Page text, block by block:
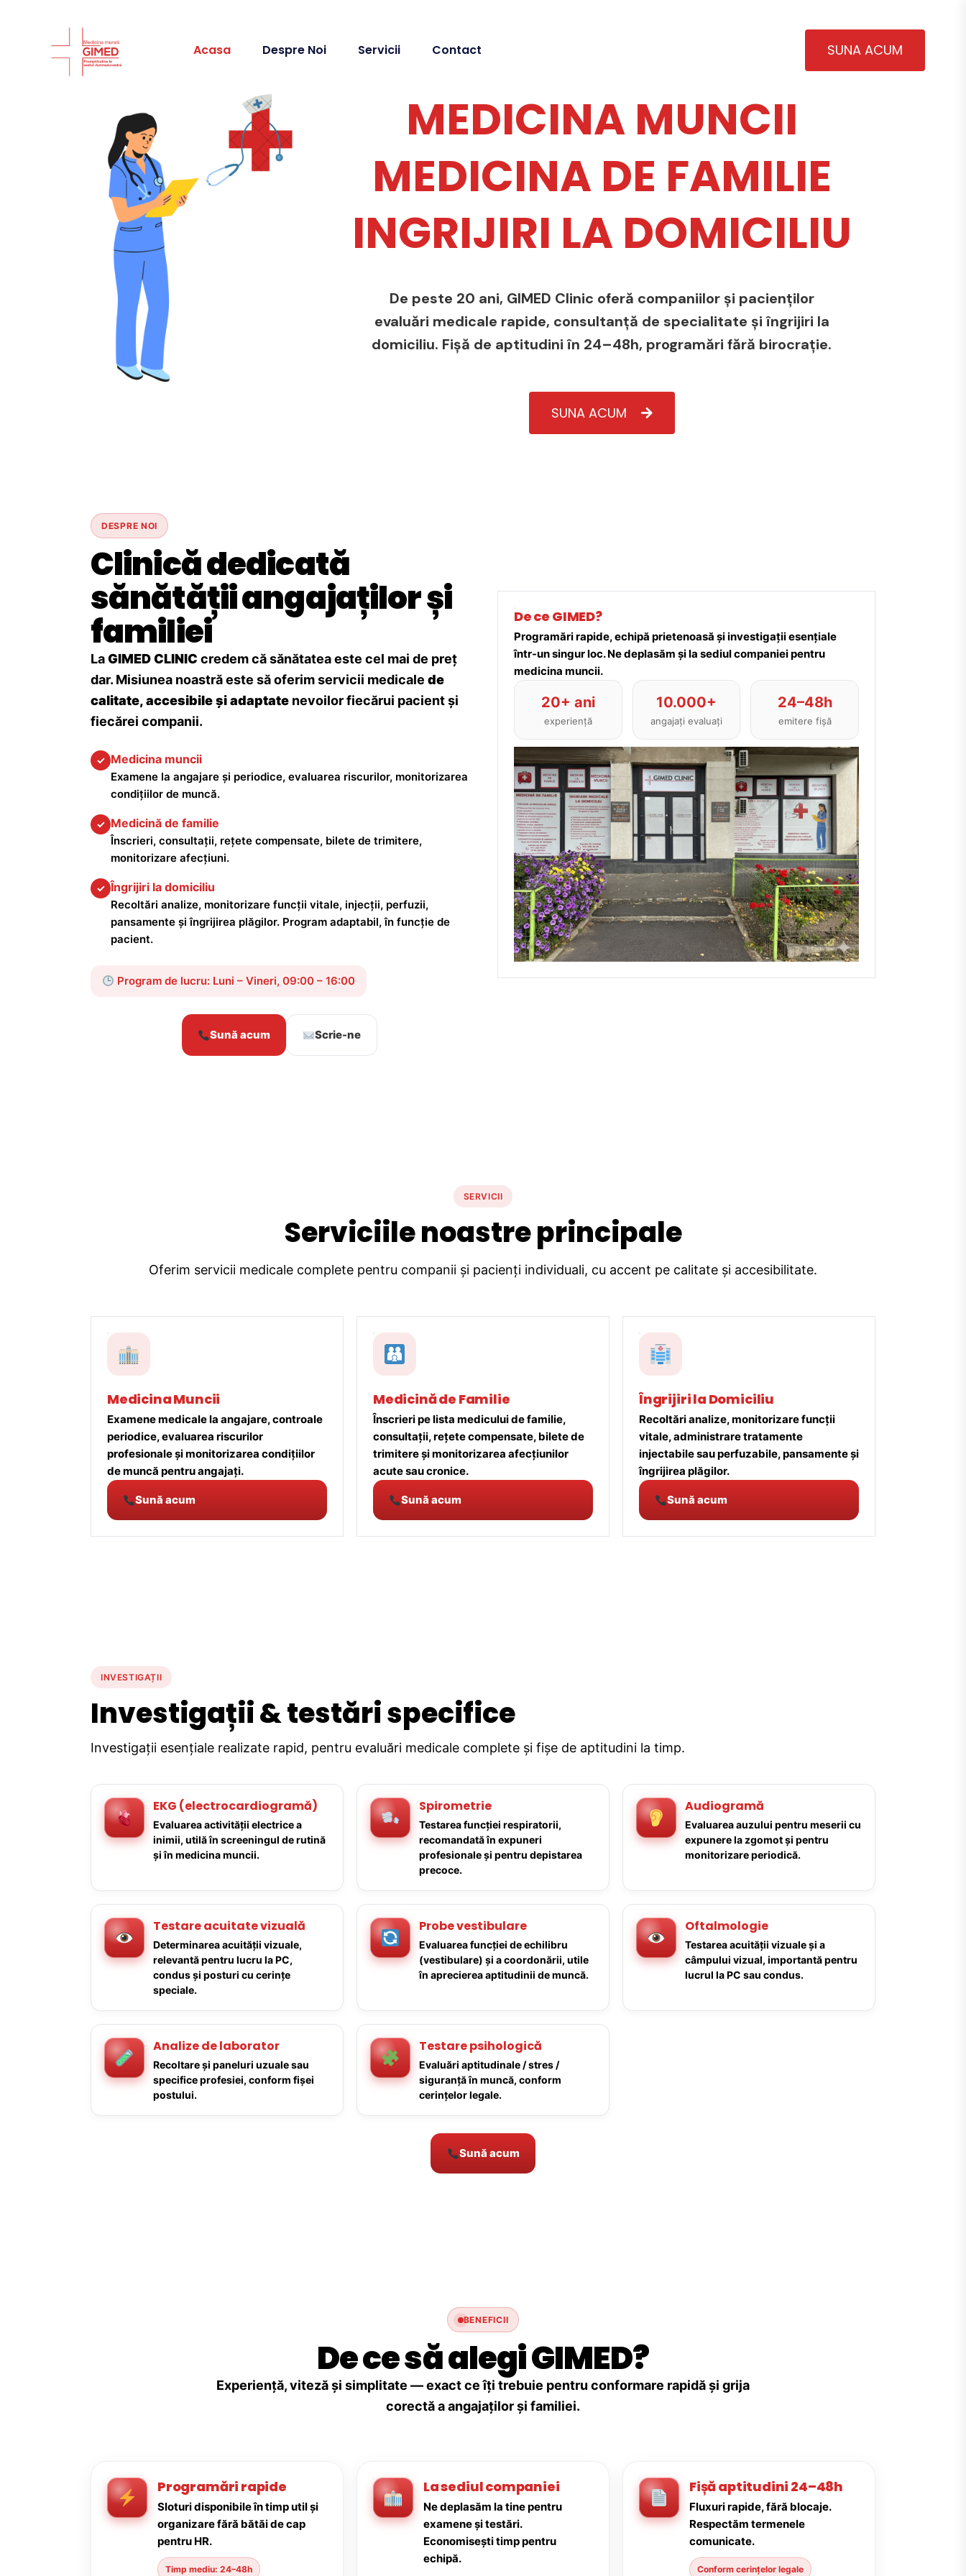
Acasa Despre Noi Servicii Contact SUNA ACUM
MEDICINA MUNCII
MEDICINA DE FAMILIE
INGRIJIRI LA DOMICILIU
De peste 20 ani, GIMED Clinic oferă companiilor și pacienților
evaluări medicale rapide, consultanță de specialitate și îngrijiri la
domiciliu. Fișă de aptitudini în 24–48h, programări fără birocrație.
SUNA ACUM
DESPRE NOI
Clinică dedicată
sănătății angajaților și
familiei
LaGIMED CLINIC credem că sănătatea este cel mai de preț
dar. Misiunea noastră este să oferim servicii medicale de
calitate, accesibile și adaptate nevoilor fiecărui pacient și
fiecărei companii.
✓ Medicina muncii
Examene la angajare și periodice, evaluarea riscurilor, monitorizarea
condițiilor de muncă.
✓ Medicină de familie
Înscrieri, consultații, rețete compensate, bilete de trimitere,
monitorizare afecțiuni.
✓ Îngrijiri la domiciliu
Recoltări analize, monitorizare funcții vitale, injecții, perfuzii,
pansamente și îngrijirea plăgilor. Program adaptabil, în funcție de
pacient.
Program de lucru: Luni – Vineri, 09:00 – 16:00
Sună acum Scrie-ne
De ce GIMED?
Programări rapide, echipă prietenoasă și investigații esențiale
într-un singur loc. Ne deplasăm și la sediul companiei pentru
medicina muncii.
20+ ani
experiență
10.000+
angajați evaluați
24–48h
emitere fișă
SERVICII
Serviciile noastre principale
Oferim servicii medicale complete pentru companii și pacienți individuali, cu accent pe calitate și accesibilitate.
Medicina Muncii
Examene medicale la angajare, controale
periodice, evaluarea riscurilor
profesionale și monitorizarea condițiilor
de muncă pentru angajați.
Sună acum
Medicină de Familie
Înscrieri pe lista medicului de familie,
consultații, rețete compensate, bilete de
trimitere și monitorizarea afecțiunilor
acute sau cronice.
Sună acum
Îngrijiri la Domiciliu
Recoltări analize, monitorizare funcții
vitale, administrare tratamente
injectabile sau perfuzabile, pansamente și
îngrijirea plăgilor.
Sună acum
INVESTIGAȚII
Investigații & testări specifice
Investigații esențiale realizate rapid, pentru evaluări medicale complete și fișe de aptitudini la timp.
EKG (electrocardiogramă)
Evaluarea activității electrice a
inimii, utilă în screeningul de rutină
și în medicina muncii.
Spirometrie
Testarea funcției respiratorii,
recomandată în expuneri
profesionale și pentru depistarea
precoce.
Audiogramă
Evaluarea auzului pentru meserii cu
expunere la zgomot și pentru
monitorizare periodică.
Testare acuitate vizuală
Determinarea acuității vizuale,
relevantă pentru lucru la PC,
condus și posturi cu cerințe
speciale.
Probe vestibulare
Evaluarea funcției de echilibru
(vestibulare) și a coordonării, utile
în aprecierea aptitudinii de muncă.
Oftalmologie
Testarea acuității vizuale și a
câmpului vizual, importantă pentru
lucrul la PC sau condus.
Analize de laborator
Recoltare și paneluri uzuale sau
specifice profesiei, conform fișei
postului.
Testare psihologică
Evaluări aptitudinale / stres /
siguranță în muncă, conform
cerințelor legale.
Sună acum
BENEFICII
De ce să alegi GIMED?
Experiență, viteză și simplitate — exact ce îți trebuie pentru conformare rapidă și grija
corectă a angajaților și familiei.
Programări rapide
Sloturi disponibile în timp util și
organizare fără bătăi de cap
pentru HR.
Timp mediu: 24–48h
La sediul companiei
Ne deplasăm la tine pentru
examene și testări.
Economisești timp pentru
echipă.
Fișă aptitudini 24–48h
Fluxuri rapide, fără blocaje.
Respectăm termenele
comunicate.
Conform cerințelor legale